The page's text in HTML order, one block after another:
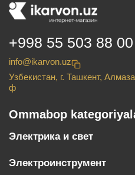
+998 55 503 88 00
info@ikarvon.uz
Узбекистан, г. Ташкент,
ф
Ommabop
Электрика и свет
Электроинструмент